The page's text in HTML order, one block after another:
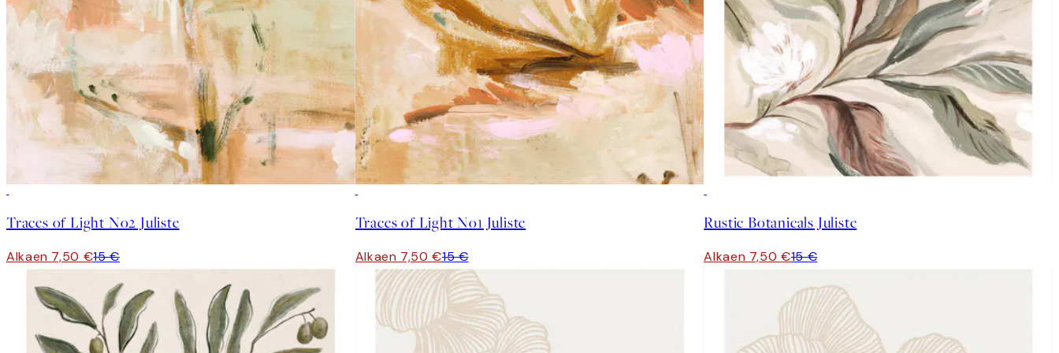
Traces of Light No2 Juliste
Alkaen 7,50 €15 €
Traces of Light No1 Juliste
Alkaen 7,50 €15 €
Rustic Botanicals Juliste
Alkaen 7,50 €15 €